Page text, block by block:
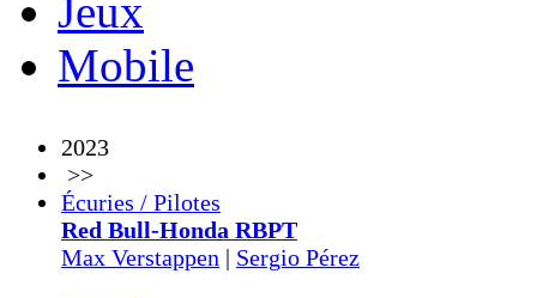
Jeux
Mobile
2023
>>
Écuries / Pilotes
Red Bull-Honda RBPT
Max Verstappen | Sergio Pérez